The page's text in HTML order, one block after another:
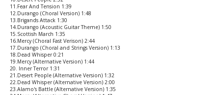
11.Fear And Tension 1:39
12.Durango (Choral Version) 1:48
13.Brigands Attack 1:30
14.Durango (Acoustic Guitar Theme) 1:50
15.Scottish March 1:35
16.Mercy (Choral Fast Verison) 2:44
17.Durango (Choral and Strings Version) 1:13
18.Dead Whisper 0:21
19.Mercy (Alternative Version) 1:44
20. Inner Terror 1:31
21.Desert People (Alternative Version) 1:32
22.Dead Whisper (Alternative Version) 2:00
23.Alamo's Battle (Alternative Version) 1:35